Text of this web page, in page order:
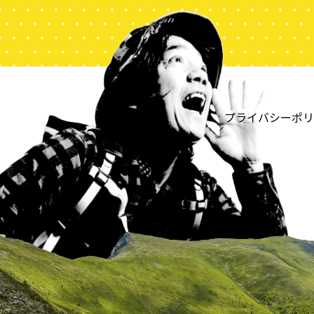
プライバシーポ